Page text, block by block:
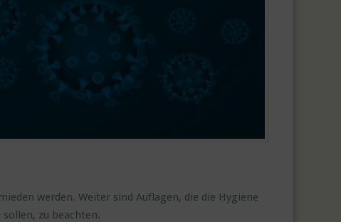
werden. Weiter sind Auflagen, die die Hygiene
zu beachten.